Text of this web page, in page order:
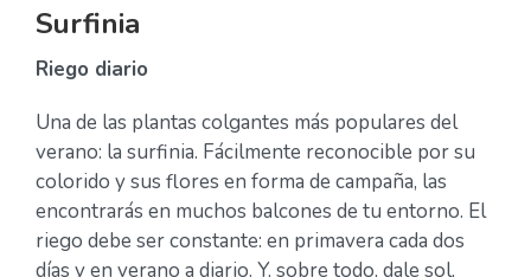
Surfinia
Riego diario
Una de las plantas colgantes más populares del
verano: la surfinia. Fácilmente reconocible por su
colorido y sus flores en forma de campaña, las
encontrarás en muchos balcones de tu entorno. El
riego debe ser constante: en primavera cada dos
días y en verano a diario. Y, sobre todo, dale sol,